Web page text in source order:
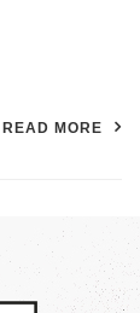
READ MORE